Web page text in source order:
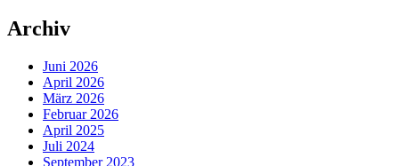
Archiv
Juni 2026
April 2026
März 2026
Februar 2026
April 2025
Juli 2024
September 2023